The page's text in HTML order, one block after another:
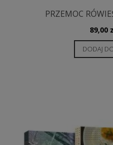
PRZEMOC
89,00
DODAJ